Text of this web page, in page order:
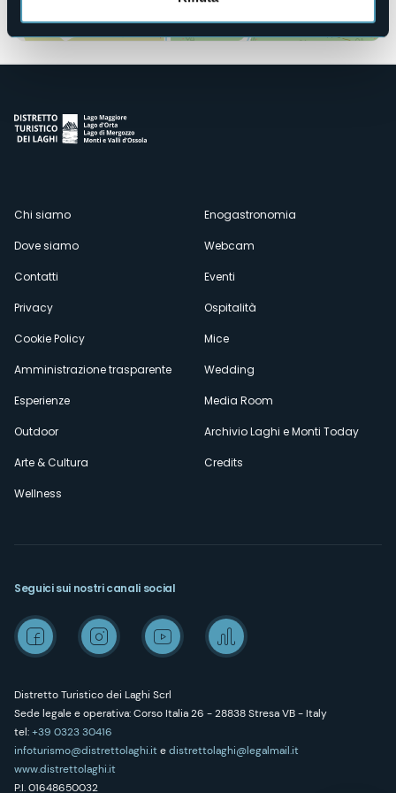
Menù
secondario
Chi siamo
Dove siamo
Contatti
Privacy
Cookie Policy
Amministrazione trasparente
Esperienze
Outdoor
Arte & Cultura
Wellness
Enogastronomia
Webcam
Eventi
Ospitalità
Mice
Wedding
Media Room
Archivio Laghi e Monti Today
Credits
Distretto Turistico dei Laghi Scrl
Sede legale e operativa: Corso Italia 26 - 28838 Stresa VB - Italy
tel:+39 0323 30416
infoturismo@distrettolaghi.itedistrettolaghi@legalmail.it
www.distrettolaghi.it
P.I. 01648650032
Seguici sui nostri canali social